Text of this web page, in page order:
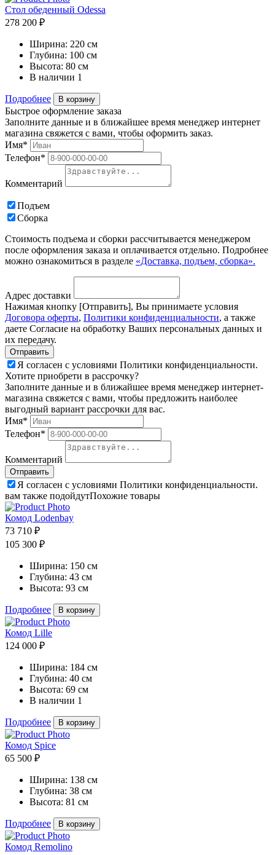
Стол обеденный Odessa
278 200 ₽
Ширина: 220 см
Глубина: 100 см
Высота: 80 см
В наличии 1
Подробнее В корзину
Быстрое оформление заказа
Заполните данные и в ближайшее время менеджер интернет
магазина свяжется с вами, чтобы оформить заказ.
Имя*
Телефон*
Комментарий
Подъем
Сборка
Стоимость подъема и сборки рассчитывается менеджером
после оформления заказа и оплачивается отдельно. Подробнее
можно ознакомиться в разделе «Доставка, подъем, сборка».
Адрес доставки
Нажимая кнопку [Отправить], Вы принимаете условия
Договора оферты, Политики конфиденциальности, а также
даете Согласие на обработку Ваших персональных данных и
их передачу.
Я согласен с условиями Политики конфиденциальности.
Хотите приобрети в рассрочку?
Заполните данные и в ближайшее время менеджер интернет-
магазина свяжется с вами, чтобы предложить наиболее
выгодный вариант рассрочки для вас.
Имя*
Телефон*
Комментарий
Я согласен с условиями Политики конфиденциальности.
вам также подойдутПохожие товары
Комод Lodenbay
73 710 ₽
105 300 ₽
Ширина: 150 см
Глубина: 43 см
Высота: 93 см
Подробнее В корзину
Комод Lille
124 000 ₽
Ширина: 184 см
Глубина: 40 см
Высота: 69 см
В наличии 1
Подробнее В корзину
Комод Spice
65 500 ₽
Ширина: 138 см
Глубина: 38 см
Высота: 81 см
Подробнее В корзину
Комод Remolino